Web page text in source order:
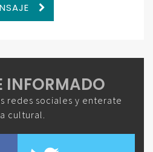
INFORMADO
redes sociales y enterate
cultural.